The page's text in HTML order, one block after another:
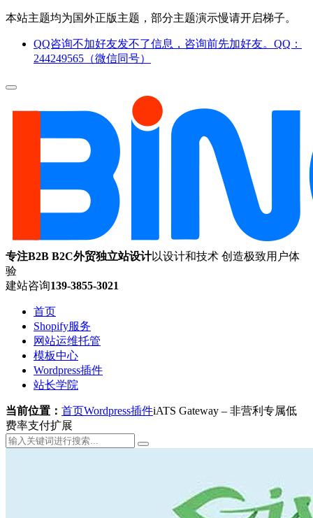
本站主题均为国外正版主题，部分主题演示慢请开启梯子。
QQ咨询不加好友发不了信息，咨询前先加好友。QQ：
244249565（微信同号）
专注B2B B2C外贸独立站设计以设计和技术 创造极致用户体
验
建站咨询139-3855-3021
首页
Shopify服务
网站运维托管
模板中心
Wordpress插件
站长学院
当前位置： 首页Wordpress插件iATS Gateway – 非营利专属低
费率支付扩展